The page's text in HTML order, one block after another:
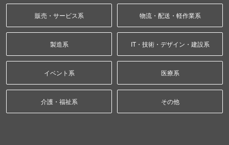
販売・サービス系 物流・配送・軽作業系
製造系 IT・技術・デザイン・建設系
イベント系 医療系
介護・福祉系 その他